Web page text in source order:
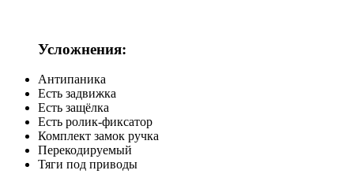
Усложнения:
Антипаника
Есть задвижка
Есть защёлка
Есть ролик-фиксатор
Комплект замок ручка
Перекодируемый
Тяги под приводы